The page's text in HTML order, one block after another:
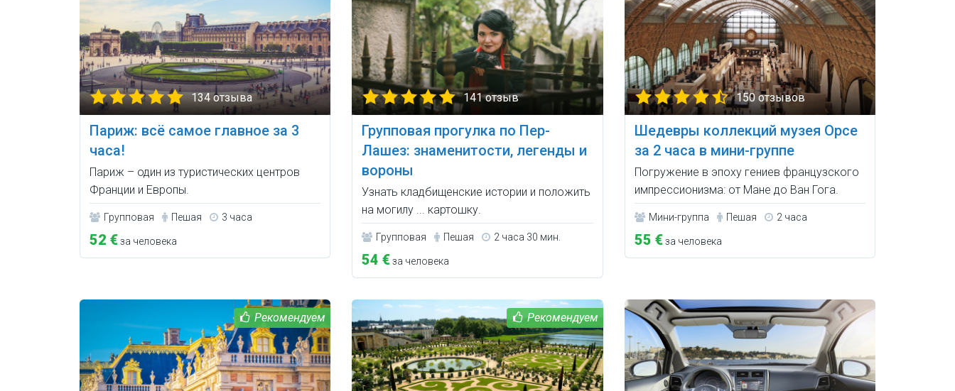
134 отзыва
Париж: всё самое главное за 3
часа!
Париж – один из туристических центров
Франции и Европы.
Групповая Пешая 3 часа
52 €за человека
141 отзыв
Групповая прогулка по Пер-
Лашез: знаменитости, легенды и
вороны
Узнать кладбищенские истории и положить
на могилу ... картошку.
Групповая Пешая 2 часа 30 мин.
54 €за человека
150 отзывов
Шедевры коллекций музея Орсе
за 2 часа в мини-группе
Погружение в эпоху гениев французского
импрессионизма: от Мане до Ван Гога.
Мини-группа Пешая 2 часа
55 €за человека